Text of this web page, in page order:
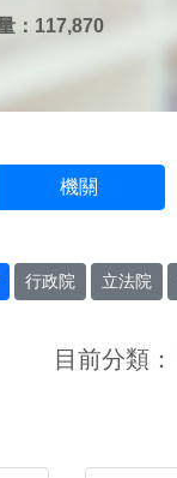
：117,870
機關
行政院 立法院
目前分類：